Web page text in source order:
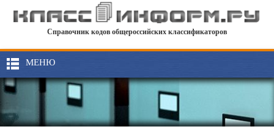
Справочник кодов общероссийских классификаторов
МЕНЮ